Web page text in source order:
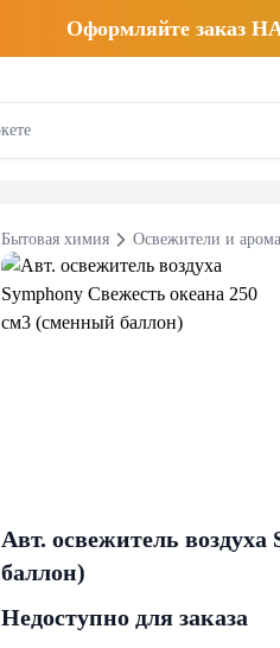
Оформляйте заказ
Бытовая химия Освежители и
Авт. освежитель
баллон)
Недоступно для заказа